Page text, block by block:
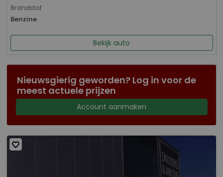
Brandstof
Benzine
Bekijk auto
Nieuwsgierig geworden? Log in voor de
meest actuele prijzen
Account aanmaken